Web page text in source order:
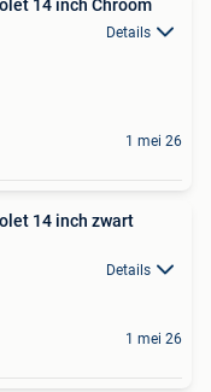
14 inch Chroom
Details
1 mei 26
14 inch zwart
Details
1 mei 26